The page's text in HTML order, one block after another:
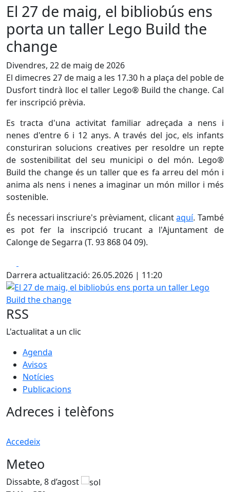
El 27 de maig, el bibliobús ens
porta un taller Lego Build the
change
Divendres, 22 de maig de 2026
El dimecres 27 de maig a les 17.30 h a plaça del poble de
Dusfort tindrà lloc el taller Lego® Build the change. Cal
fer inscripció prèvia.
Es tracta d'una activitat familiar adreçada a nens i
nenes d'entre 6 i 12 anys. A través del joc, els infants
consturiran solucions creatives per resoldre un repte
de sostenibilitat del seu municipi o del món. Lego®
Build the change és un taller que es fa arreu del món i
anima als nens i nenes a imaginar un món millor i més
sostenible.
És necessari inscriure's prèviament, clicantaquí. També
es pot fer la inscripció trucant a l'Ajuntament de
Calonge de Segarra (T. 93 868 04 09).
Darrera actualització: 26.05.2026 | 11:20
El 27 de maig, el bibliobús ens porta un taller Lego Build
RSS
L'actualitat a un clic
Agenda
Avisos
Notícies
Publicacions
Adreces i telèfons
Accedeix
Meteo
Dissabte, 8 d’agost